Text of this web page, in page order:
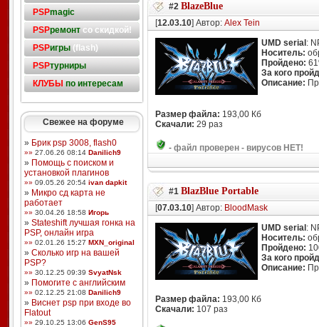
PSPmagic
PSPремонтсо скидкой!
PSPигры(flash)
PSPтурниры
КЛУБЫ по интересам
Свежее на форуме
» Брик psp 3008, flash0
»» 27.06.26 08:14 Danilich9
» Помощь с поиском и
установкой плагинов
»» 09.05.26 20:54 ivan dapkit
» Микро сд карта не
работает
»» 30.04.26 18:58 Игорь
» Stateshift лучшая гонка на
PSP, онлайн игра
»» 02.01.26 15:27 MXN_original
» Сколько игр на вашей
PSP?
»» 30.12.25 09:39 SvyatNsk
» Помогите с английским
»» 02.12.25 21:08 Danilich9
» Виснет psp при входе во
Flatout
»» 29.10.25 13:06 GenS95
#2 BlazeBlue
[12.03.10] Автор: Alex Tein
UMD serial :
Носитель:
Пройдено:
За кого
Описание:
Размер файла: 193,00 Кб
Скачали: 29 раз
- файл проверен - вирусов НЕТ!
#1 BlazBlue Portable
[07.03.10] Автор: BloodMask
UMD serial :
Носитель:
Пройдено:
За кого
Описание:
Размер файла: 193,00 Кб
Скачали: 107 раз